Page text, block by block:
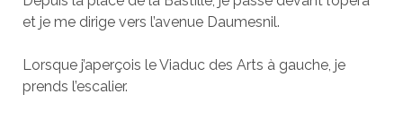
et je me dirige vers l’avenue Daumesnil.
Lorsque j’aperçois le Viaduc des Arts à gauche, je
prends l’escalier.